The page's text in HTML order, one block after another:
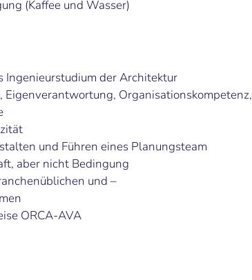
(Kaffee und Wasser)
Ingenieurstudium der Architektur
Eigenverantwortung, Organisationskompetenz,
und Führen eines Planungsteam
aber nicht Bedingung
und –
ORCA-AVA